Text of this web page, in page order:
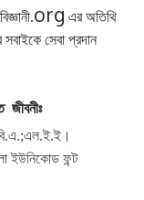
org এর অতিথি
সেবা প্রদান
জীবনীঃ
.এ.;এল.ই.ই ।
ইউনিকোড ফন্ট